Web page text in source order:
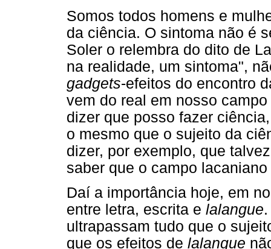
Somos todos homens e
da ciência. O sintoma não é
Soler o relembra do dito de
na realidade, um sintoma",
gadgets-efeitos do encontro
vem do real em nosso
dizer que posso fazer
o mesmo que o sujeito da
dizer, por exemplo, que
saber que o campo
Daí a importância hoje, em
entre letra, escrita e lalangue
ultrapassam tudo que o
que os efeitos de lalangue